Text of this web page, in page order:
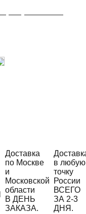
Доставка
по Москве
и
Московской
области
В ДЕНЬ
ЗАКАЗА.
в любую
точку
России
ВСЕГО
ЗА 2-3
ДНЯ.